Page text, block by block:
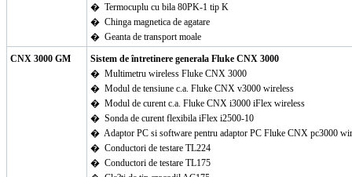
� Termocuplu cu bila 80PK-1 tip K
� Chinga magnetica de agatare
� Geanta de transport moale
CNX 3000 GM
Sistem de întretinere generala Fluke CNX 3000
� Multimetru wireless Fluke CNX 3000
� Modul de tensiune c.a. Fluke CNX v3000 wireless
� Modul de curent c.a. Fluke CNX i3000 iFlex wireless
� Sonda de curent flexibila iFlex i2500-10
� Adaptor PC si software pentru adaptor PC Fluke CNX pc3000
� Conductori de testare TL224
� Conductori de testare TL175